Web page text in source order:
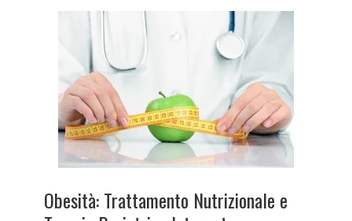
Obesità: Trattamento Nutrizionale e